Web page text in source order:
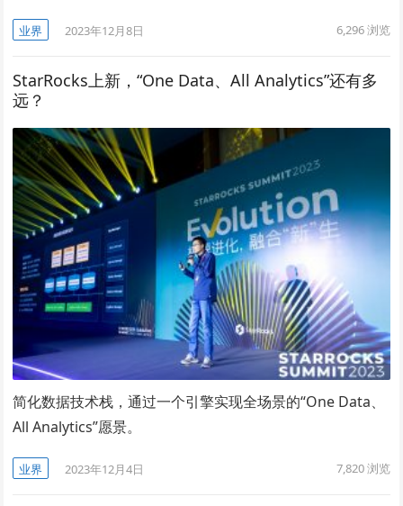
业界 2023年12月8日 6,296浏览
StarRocks上新，“One Data、All Analytics”还有多
远？
简化数据技术栈，通过一个引擎实现全场景的“One Data、
All Analytics”愿景。
业界 2023年12月4日 7,820浏览